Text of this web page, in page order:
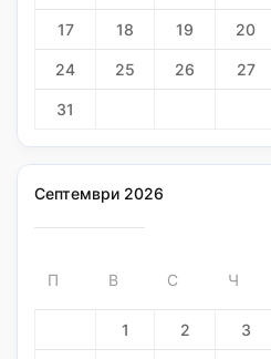
17 18 19 20
24 25 26 27
31
Септември 2026
П В С Ч
1 2 3